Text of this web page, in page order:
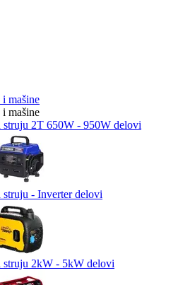
mašine
mašine
struju 2T 650W - 950W delovi
struju - Inverter delovi
struju 2kW - 5kW delovi